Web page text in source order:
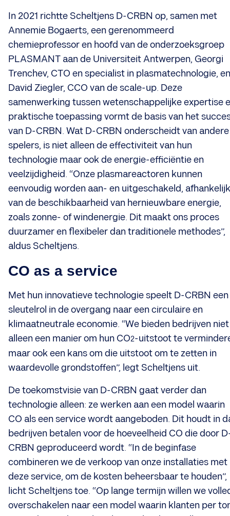
In 2021 richtte Scheltjens D-CRBN op, samen met
Annemie Bogaerts, een gerenommeerd
chemieprofessor en hoofd van de onderzoeksgroep
PLASMANT aan de Universiteit Antwerpen, Georgi
Trenchev, CTO en specialist in plasmatechnologie, en
David Ziegler, CCO van de scale-up. Deze
samenwerking tussen wetenschappelijke expertise
praktische toepassing vormt de basis van het
van D-CRBN. Wat D-CRBN onderscheidt van andere
spelers, is niet alleen de effectiviteit van hun
technologie maar ook de energie-efficiëntie en
veelzijdigheid. “Onze plasmareactoren kunnen
eenvoudig worden aan- en uitgeschakeld, afhankelijk
van de beschikbaarheid van hernieuwbare energie,
zoals zonne- of windenergie. Dit maakt ons proces
duurzamer en flexibeler dan traditionele methodes”,
aldus Scheltjens.
CO as a service
Met hun innovatieve technologie speelt D-CRBN een
sleutelrol in de overgang naar een circulaire en
klimaatneutrale economie. “We bieden bedrijven niet
alleen een manier om hun CO2-uitstoot te
maar ook een kans om die uitstoot om te zetten in
waardevolle grondstoffen”, legt Scheltjens uit.
De toekomstvisie van D-CRBN gaat verder dan
technologie alleen: ze werken aan een model waarin
CO als een service wordt aangeboden. Dit houdt in
bedrijven betalen voor de hoeveelheid CO die door
CRBN geproduceerd wordt. “In de beginfase
combineren we de verkoop van onze installaties met
deze service, om de kosten beheersbaar te houden”,
licht Scheltjens toe. “Op lange termijn willen we
overschakelen naar een model waarin klanten per